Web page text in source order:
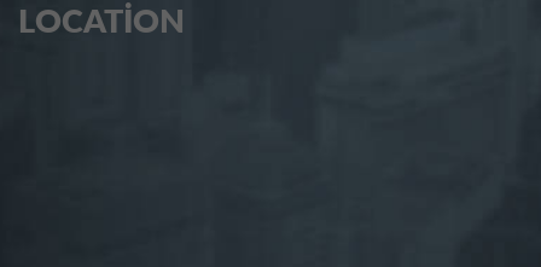
LOCATION